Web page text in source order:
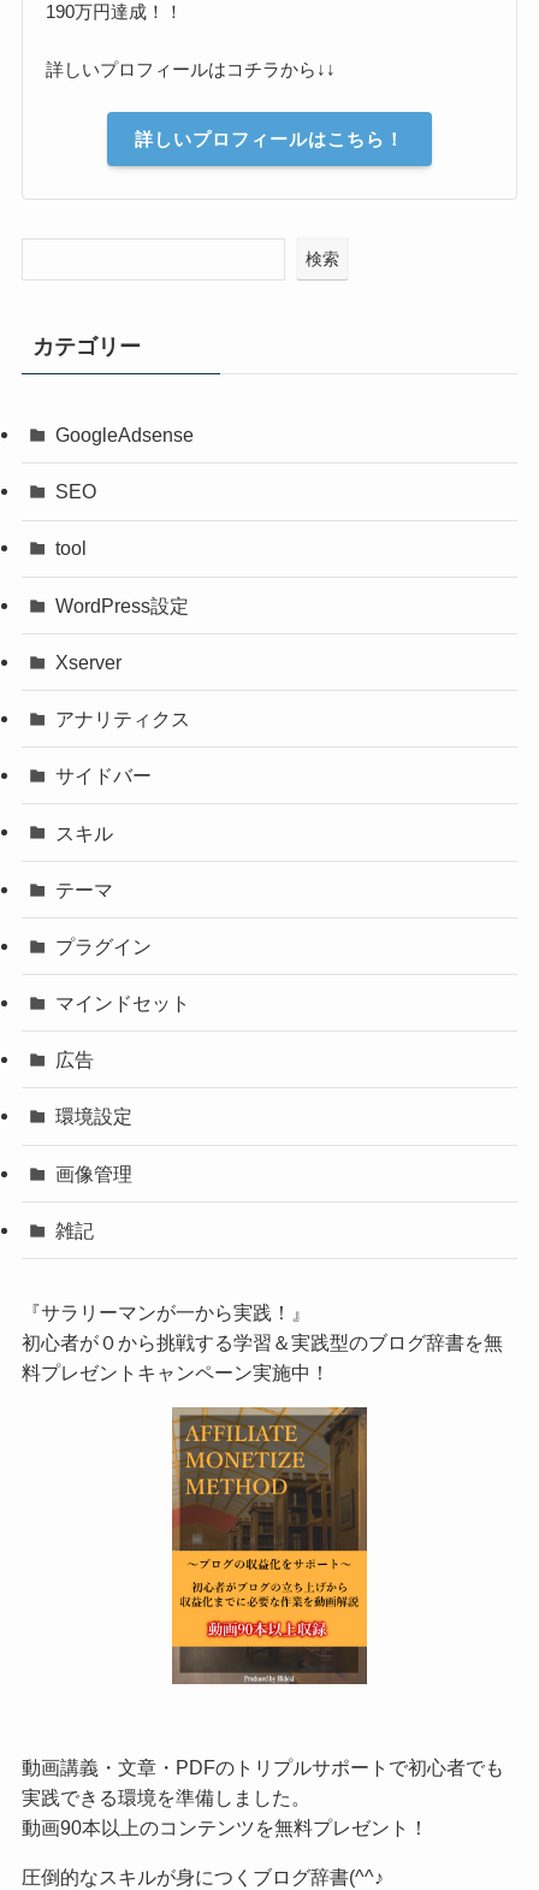
190万円達成！！
詳しいプロフィールはコチラから↓↓
詳しいプロフィールはこちら！
検索
カテゴリー
GoogleAdsense
SEO
tool
WordPress設定
Xserver
アナリティクス
サイドバー
スキル
テーマ
プラグイン
マインドセット
広告
環境設定
画像管理
雑記
『サラリーマンが一から実践！』
初心者が０から挑戦する学習＆実践型のブログ辞書を無
料プレゼントキャンペーン実施中！
動画講義・文章・PDFのトリプルサポートで初心者でも
実践できる環境を準備しました。
動画90本以上のコンテンツを無料プレゼント！
圧倒的なスキルが身につくブログ辞書(^^♪